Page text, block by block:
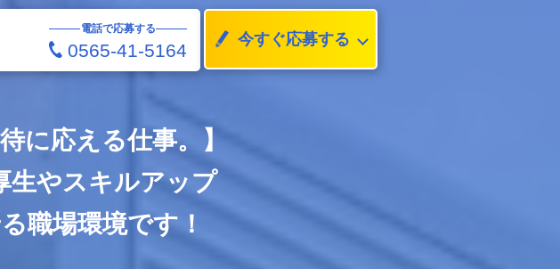
電話で応募する
0565-41-5164
今すぐ応募する
に応える仕事。】
生やスキルアップ
職場環境です！